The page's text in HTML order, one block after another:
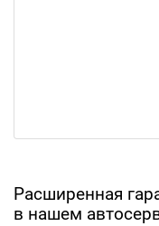
Расширенная
в нашем